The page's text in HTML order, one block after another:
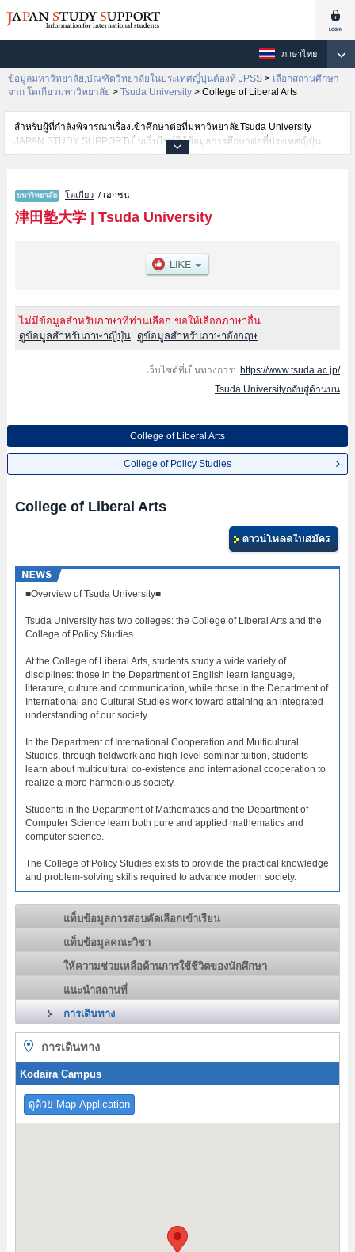
ภาษาไทย
ข้อมูลมหาวิทยาลัย,บัณฑิตวิทยาลัยในประเทศญี่ปุ่นต้องที่ JPSS > เลือกสถานศึกษา
จาก โตเกียวมหาวิทยาลัย > Tsuda University > College of Liberal Arts
สำหรับผู้ที่กำลังพิจารณาเรื่องเข้าศึกษาต่อที่มหาวิทยาลัยTsuda University
JAPAN STUDY SUPPORTเป็นเว็บไซต์ให้ข้อมูลการศึกษาต่อที่ประเทศญี่ปุ่น
สำหรับนักศึกษาต่างชาติโดยการดำเนินงานร่วมกันของ The Asian Students
of Policy Studies ไว้ เป็นต้นไว้สำหรับผู้ที่ต้องการค้นหาข้อมูลการศึกษาต่อเกี่ยว
กับTsuda University กรุณาใช้เว็บไซต์นี้เพื่อการค้นหาข้อมูลตามอัธยาศัย
นอกจากนั้นยังมีข้อมูลของสถาบันการศึกษาระดับมหาวิทยาลัย,บัณฑิต
เปิดรับสมัครนักศึกษาต่างชาติด้วย
โตเกียว / เอกชน
津田塾大学| Tsuda University
ไม่มีข้อมูลสำหรับภาษาที่ท่านเลือก ขอให้เลือกภาษาอื่น
ดูข้อมูลสำหรับภาษาญี่ปุ่น
ดูข้อมูลสำหรับภาษาอังกฤษ
เว็บไซต์ที่เป็นทางการ: https://www.tsuda.ac.jp/
Tsuda Universityกลับสู่ด้านบน
College of Liberal Arts
College of Policy Studies
College of Liberal Arts
■Overview of Tsuda University■
Tsuda University has two colleges: the College of Liberal Arts and the
College of Policy Studies.
At the College of Liberal Arts, students study a wide variety of
disciplines: those in the Department of English learn language,
literature, culture and communication, while those in the Department of
International and Cultural Studies work toward attaining an integrated
understanding of our society.
In the Department of International Cooperation and Multicultural
Studies, through fieldwork and high-level seminar tuition, students
learn about multicultural co-existence and international cooperation to
realize a more harmonious society.
Students in the Department of Mathematics and the Department of
Computer Science learn both pure and applied mathematics and
computer science.
The College of Policy Studies exists to provide the practical knowledge
and problem-solving skills required to advance modern society.
แท็บข้อมูลการสอบคัดเลือกเข้าเรียน
แท็บข้อมูลคณะวิชา
ให้ความช่วยเหลือด้านการใช้ชีวิตของนักศึกษา
แนะนำสถานที่
การเดินทาง
การเดินทาง
Kodaira Campus
ดูด้วย Map Application